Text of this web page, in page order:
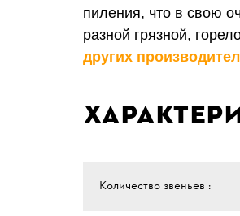
пиления, что в свою
разной грязной,
других
Количество звеньев :